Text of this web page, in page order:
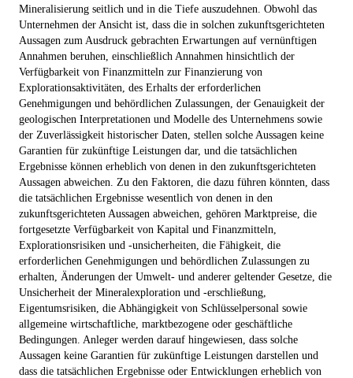
Mineralisierung seitlich und in die Tiefe auszudehnen. Obwohl das
Unternehmen der Ansicht ist, dass die in solchen zukunftsgerichteten
Aussagen zum Ausdruck gebrachten Erwartungen auf vernünftigen
Annahmen beruhen, einschließlich Annahmen hinsichtlich der
Verfügbarkeit von Finanzmitteln zur Finanzierung von
Explorationsaktivitäten, des Erhalts der erforderlichen
Genehmigungen und behördlichen Zulassungen, der Genauigkeit der
geologischen Interpretationen und Modelle des Unternehmens sowie
der Zuverlässigkeit historischer Daten, stellen solche Aussagen keine
Garantien für zukünftige Leistungen dar, und die tatsächlichen
Ergebnisse können erheblich von denen in den zukunftsgerichteten
Aussagen abweichen. Zu den Faktoren, die dazu führen könnten, dass
die tatsächlichen Ergebnisse wesentlich von denen in den
zukunftsgerichteten Aussagen abweichen, gehören Marktpreise, die
fortgesetzte Verfügbarkeit von Kapital und Finanzmitteln,
Explorationsrisiken und -unsicherheiten, die Fähigkeit, die
erforderlichen Genehmigungen und behördlichen Zulassungen zu
erhalten, Änderungen der Umwelt- und anderer geltender Gesetze, die
Unsicherheit der Mineralexploration und -erschließung,
Eigentumsrisiken, die Abhängigkeit von Schlüsselpersonal sowie
allgemeine wirtschaftliche, marktbezogene oder geschäftliche
Bedingungen. Anleger werden darauf hingewiesen, dass solche
Aussagen keine Garantien für zukünftige Leistungen darstellen und
dass die tatsächlichen Ergebnisse oder Entwicklungen erheblich von